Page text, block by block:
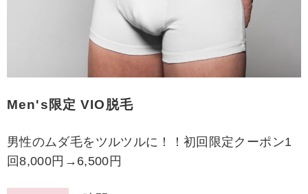
Men's限定 VIO脱毛
男性のムダ毛をツルツルに！！初回限定クーポン1
回8,000円→6,500円